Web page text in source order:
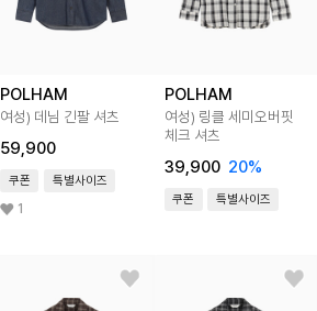
POLHAM
여성) 데님 긴팔 셔츠
59,900
쿠폰 특별사이즈
1
POLHAM
여성) 링클 세미오버핏
체크 셔츠
39,900 20%
쿠폰 특별사이즈